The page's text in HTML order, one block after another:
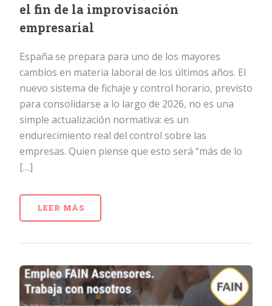
el fin de la improvisación
empresarial
España se prepara para uno de los mayores
cambios en materia laboral de los últimos años. El
nuevo sistema de fichaje y control horario, previsto
para consolidarse a lo largo de 2026, no es una
simple actualización normativa: es un
endurecimiento real del control sobre las
empresas. Quien piense que esto será “más de lo
[…]
LEER MÁS